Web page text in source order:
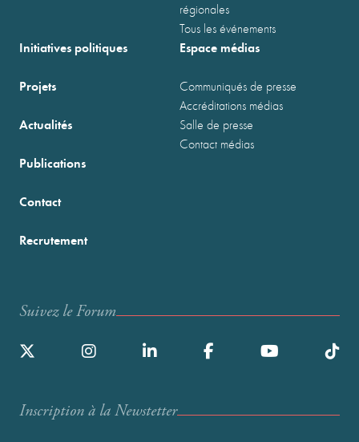
régionales
Tous les événements
Initiatives politiques
Projets
Actualités
Publications
Espace médias
Communiqués de presse
Accréditations médias
Salle de presse
Contact médias
Contact
Recrutement
Suivez le Forum
Inscription à la Newstetter